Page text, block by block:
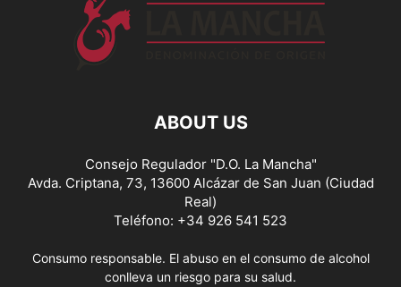
ABOUT US
Consejo Regulador "D.O. La Mancha"
Avda. Criptana, 73, 13600 Alcázar de San Juan (Ciudad
Real)
Teléfono: +34 926 541 523
Consumo responsable. El abuso en el consumo de alcohol
conlleva un riesgo para su salud.